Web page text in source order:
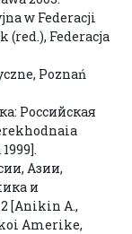
w Federacji
(red.), Federacja
Poznań
Российская
Азии,
и
[Anikin A.,
Amerike,